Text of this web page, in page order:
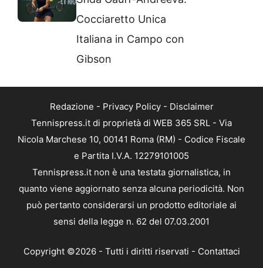
Cocciaretto Unica
Italiana in Campo con
Gibson
Redazione - Privacy Policy- Disclaimer
Tennispress.it di proprietà di WEB 365 SRL - Via
Nicola Marchese 10, 00141 Roma (RM) - Codice Fiscale
e Partita I.V.A. 12279101005
Tennispress.it non è una testata giornalistica, in
quanto viene aggiornato senza alcuna periodicità. Non
può pertanto considerarsi un prodotto editoriale ai
sensi della legge n. 62 del 07.03.2001
Copyright ©2026 - Tutti i diritti riservati - Contattaci